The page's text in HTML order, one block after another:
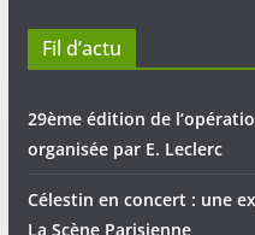
Fil d’actu
29ème édition de
organisée par E. Leclerc
Célestin en concert : une
La Scène Parisienne